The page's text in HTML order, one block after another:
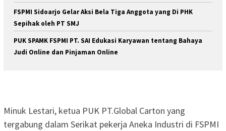
FSPMI Sidoarjo Gelar Aksi Bela Tiga Anggota yang Di PHK
Sepihak oleh PT SMJ
PUK SPAMK FSPMI PT. SAI Edukasi Karyawan tentang Bahaya
Judi Online dan Pinjaman Online
Minuk Lestari, ketua PUK PT.Global Carton yang
tergabung dalam Serikat pekerja Aneka Industri di FSPMI